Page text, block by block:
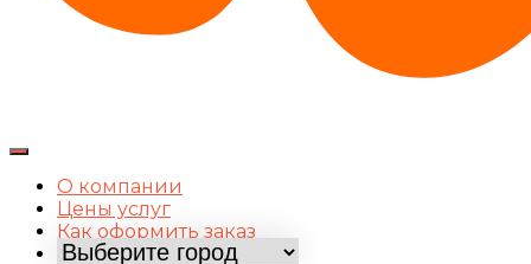
Переключить
навигациюО компании
Цены услуг
Как оформить заказ